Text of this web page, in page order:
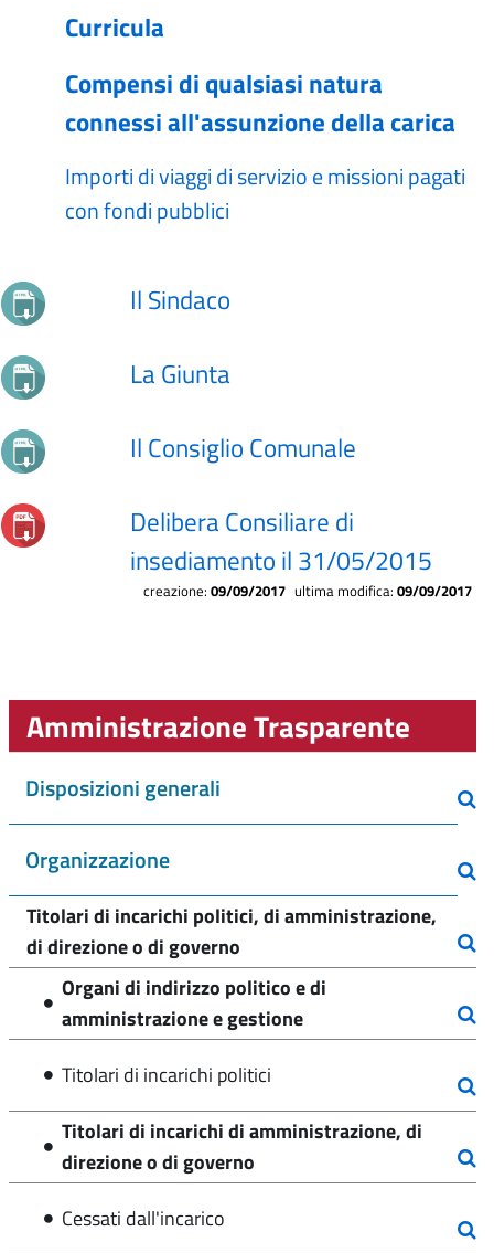
Curricula
Compensi di qualsiasi natura
connessi all'assunzione della carica
Importi di viaggi di servizio e missioni pagati
con fondi pubblici
Il Sindaco
La Giunta
Il Consiglio Comunale
Delibera Consiliare di
insediamento il 31/05/2015
creazione: 09/09/2017 ultima modifica: 09/09/2017
Amministrazione Trasparente
Disposizioni generali
Organizzazione
Titolari di incarichi politici, di amministrazione,
di direzione o di governo
Organi di indirizzo politico e di
amministrazione e gestione
Titolari di incarichi politici
Titolari di incarichi di amministrazione, di
direzione o di governo
Cessati dall'incarico